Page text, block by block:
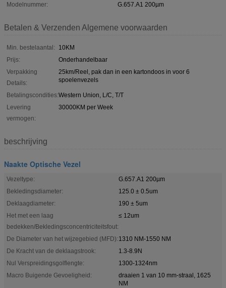
Modelnummer:
G.657.A1 200µm
Betalen & Verzenden Algemene voorwaarden
Min. bestelaantal:
10KM
Prijs:
Onderhandelbaar
Verpakking
Details:
25km/Reel, pak dan in een kartondoos in voor 6
spoelenvezels
Betalingscondities:Western Union, L/C, T/T
Levering
vermogen:
30000KM per Week
beschrijving
Naakte Optische Vezel
Vezeltype:
G.657.A1 200µm
Bekledingsdiameter:
125.0 ± 0.5um
Deklaagdiameter:
190 ± 5um
Het met een laag
bedekken/Bekledingsconcentriciteitsfout:
≤ 12um
De Diameter van het wijzegebied (MFD): 1310 NM-1550 NM
De Kracht van de deklaagstrook:
1.3-8.9N
Nul Verspreidingsgolflengte:
1300-1324nm
Macro Buigende Gevoeligheid:
draaien 1 van 10 mm-straal, 1625
NM